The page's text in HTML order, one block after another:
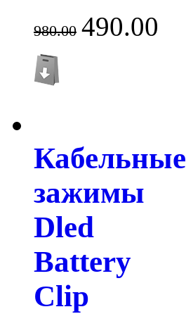
980.00 490.00
Кабельные
зажимы
Dled
Battery
Clip